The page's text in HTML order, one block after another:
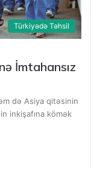
Türkiyədə Təhsil
İmtahansız
də Asiya qitəsinin
inkişafına kömək